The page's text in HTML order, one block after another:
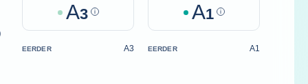
A3 Help A1 Help
EERDER A3 EERDER A1